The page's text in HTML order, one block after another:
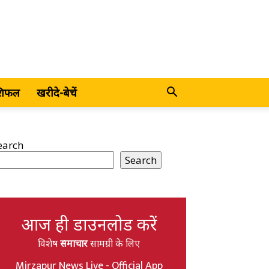
खरीदे-बेचें
Search
आज ही डाउनलोड करें
विशेषसमाचारसामग्री के लिए